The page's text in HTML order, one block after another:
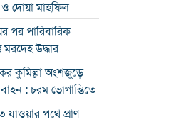
দোয়া মাহফিল
পর পারিবারিক
উদ্ধার
কুমিল্লা অংশজুড়ে
: চরম ভোগান্তিতে
যাওয়ার পথে প্রাণ